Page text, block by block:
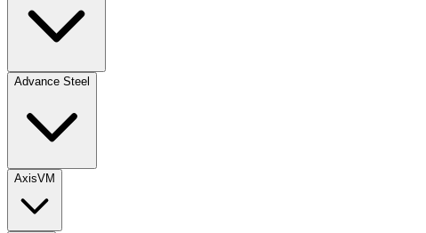
Advance Steel
AxisVM